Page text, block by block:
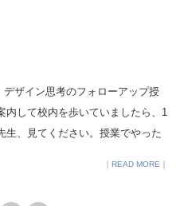
ザイン思考のフォローアップ授
内して校内を歩いていましたら、1
生、見てください。授業でやった
READ MORE